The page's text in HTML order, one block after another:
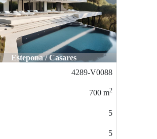
Estepona / Casares
4289-V0088
700 m2
5
5